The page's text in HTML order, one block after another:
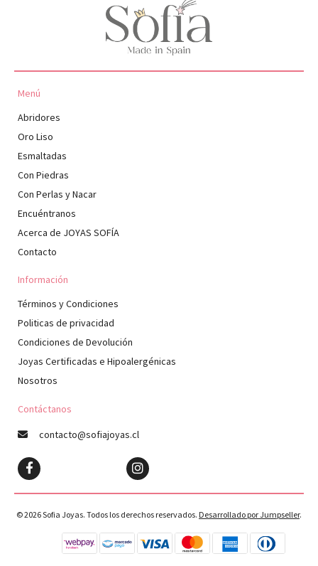
Menú
Abridores
Oro Liso
Esmaltadas
Con Piedras
Con Perlas y Nacar
Encuéntranos
Acerca de JOYAS SOFÍA
Contacto
Información
Términos y Condiciones
Politicas de privacidad
Condiciones de Devolución
Joyas Certificadas e Hipoalergénicas
Nosotros
Contáctanos
contacto@sofiajoyas.cl
© 2026 Sofia Joyas. Todos los derechos reservados. Desarrollado por Jumpseller.